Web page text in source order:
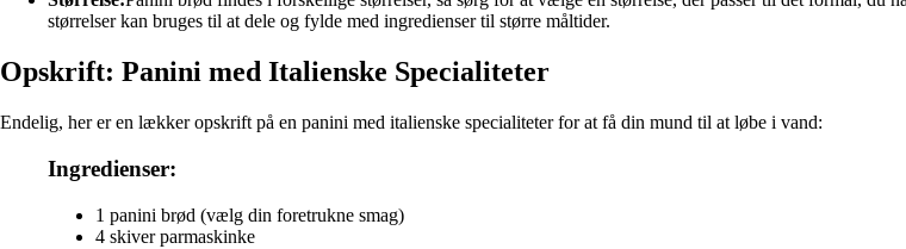
størrelser kan bruges til at dele og fylde med ingredienser til større måltider.
Opskrift: Panini med Italienske Specialiteter
Endelig, her er en lækker opskrift på en panini med italienske specialiteter for at få din mund til at løbe i vand:
Ingredienser:
1 panini brød (vælg din foretrukne smag)
4 skiver parmaskinke